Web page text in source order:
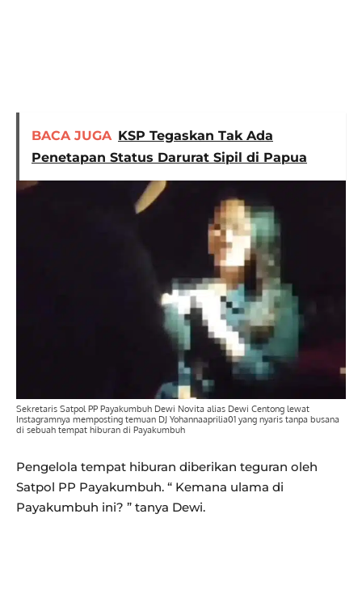
BACA JUGA KSP Tegaskan Tak Ada
Penetapan Status Darurat Sipil di Papua
Sekretaris Satpol PP Payakumbuh Dewi Novita alias Dewi Centong lewat
Instagramnya memposting temuan DJ Yohannaaprilia01 yang nyaris tanpa busana
di sebuah tempat hiburan di Payakumbuh
Pengelola tempat hiburan diberikan teguran oleh
Satpol PP Payakumbuh. “ Kemana ulama di
Payakumbuh ini? ” tanya Dewi.